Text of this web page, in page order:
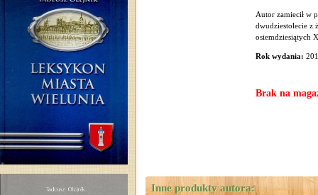
Autor zamiecił w
dwudziestolecie z
osiemdziesiątych
Rok wydania:
Brak na
Inne produkty autora: